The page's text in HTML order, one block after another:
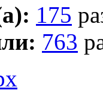
175
763